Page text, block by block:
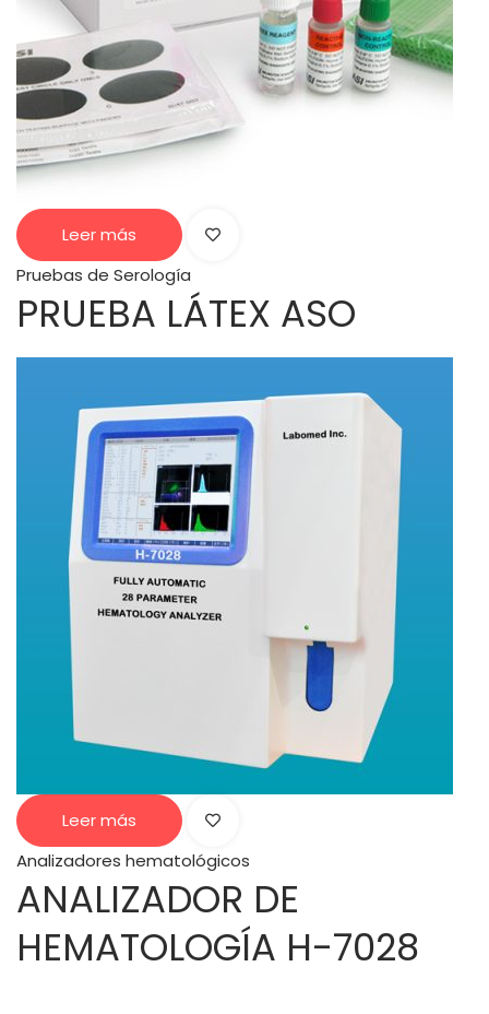
Leer más
Pruebas de Serología
PRUEBA LÁTEX ASO
Leer más
Analizadores hematológicos
ANALIZADOR DE
HEMATOLOGÍA H-7028